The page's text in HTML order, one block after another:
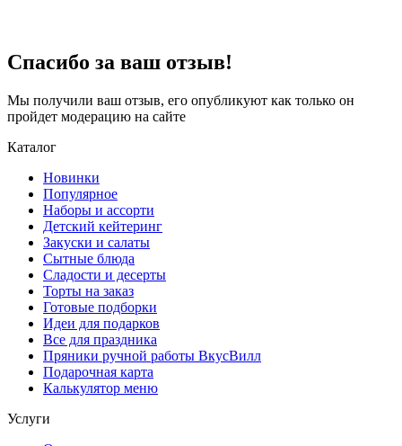
Спасибо за ваш отзыв!
Мы получили ваш отзыв, его опубликуют как только он
пройдет модерацию на сайте
Каталог
Новинки
Популярное
Наборы и ассорти
Детский кейтеринг
Закуски и салаты
Сытные блюда
Сладости и десерты
Торты на заказ
Готовые подборки
Идеи для подарков
Все для праздника
Пряники ручной работы ВкусВилл
Подарочная карта
Калькулятор меню
Услуги